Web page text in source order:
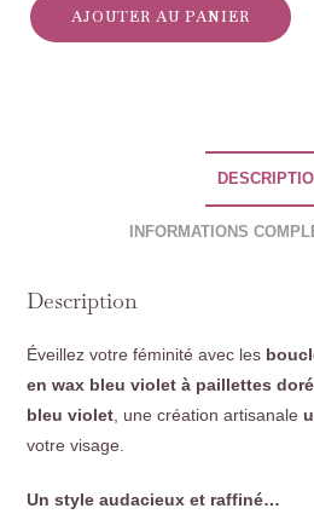
AJOUTER AU PANIER
INFORMATIONS
Description
Éveillez votre féminité avec les
en wax bleu violet à paillettes
bleu violet , une création artisanale
votre visage.
Un style audacieux et raffiné…